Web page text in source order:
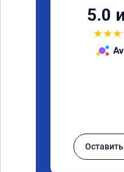
5.0
★★★